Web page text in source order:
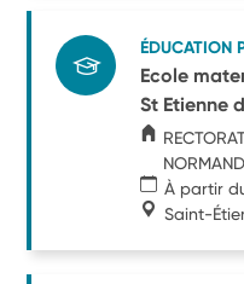
ÉDUCATION
Ecole
St Etienne
À partir
Saint-